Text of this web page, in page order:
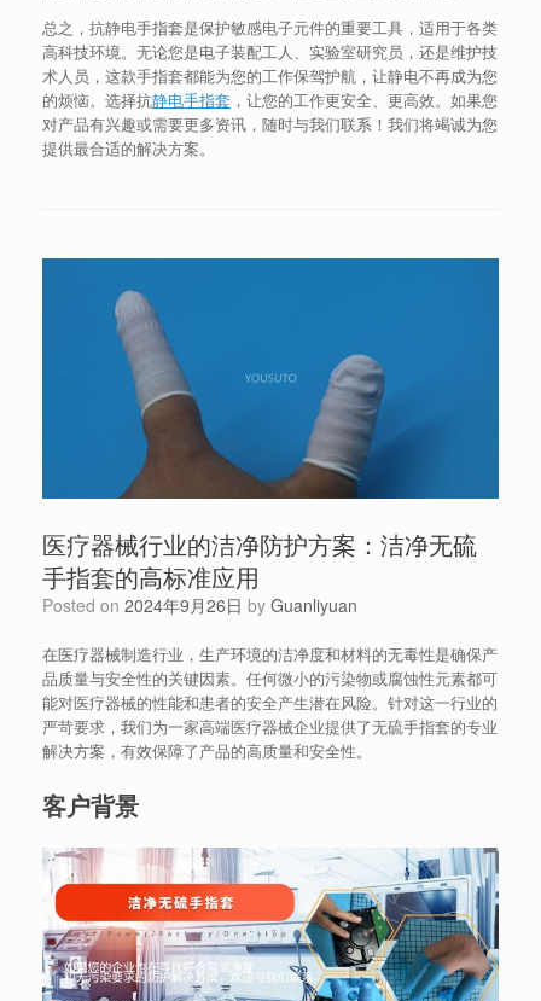
总之，抗静电手指套是保护敏感电子元件的重要工具，适用于各类
高科技环境。无论您是电子装配工人、实验室研究员，还是维护技
术人员，这款手指套都能为您的工作保驾护航，让静电不再成为您
的烦恼。选择抗静电手指套 ，让您的工作更安全、更高效。如果您
对产品有兴趣或需要更多资讯，随时与我们联系！我们将竭诚为您
提供最合适的解决方案。
医疗器械行业的洁净防护方案：洁净无硫
手指套的高标准应用
Posted on 2024年9月26日 by Guanliyuan
在医疗器械制造行业，生产环境的洁净度和材料的无毒性是确保产
品质量与安全性的关键因素。任何微小的污染物或腐蚀性元素都可
能对医疗器械的性能和患者的安全产生潜在风险。针对这一行业的
严苛要求，我们为一家高端医疗器械企业提供了无硫手指套的专业
解决方案，有效保障了产品的高质量和安全性。
客户背景